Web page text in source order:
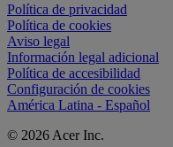
Política de privacidad
Política de cookies
Aviso legal
Información legal adicional
Política de accesibilidad
Configuración de cookies
América Latina - Español
© 2026 Acer Inc.